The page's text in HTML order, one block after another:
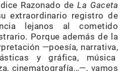
Razonado deLa Gaceta
extraordinario registro de
lejanos al cometido
Porque además de la
—poesía, narrativa,
y gráfica, música
cinematografía…—, vamos